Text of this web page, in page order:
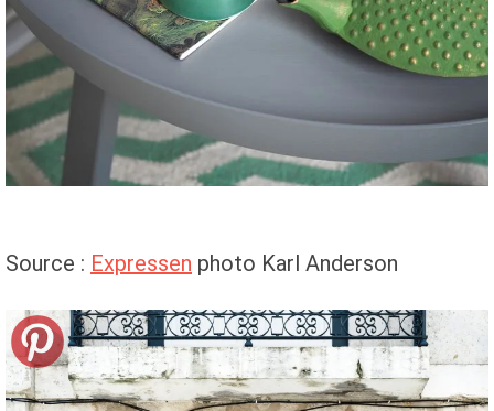
Source : Expressen photo Karl Anderson